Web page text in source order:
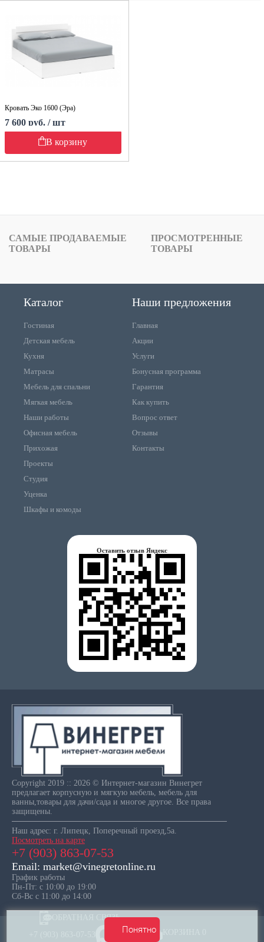
Понятно
Кровать Эко 1600 (Эра)
7 600 руб. / шт
В корзину
САМЫЕ ПРОДАВАЕМЫЕ
ТОВАРЫ
ПРОСМОТРЕННЫЕ
ТОВАРЫ
Каталог
Гостиная
Детская мебель
Кухня
Матрасы
Мебель для спальни
Мягкая мебель
Наши работы
Офисная мебель
Прихожая
Проекты
Студия
Уценка
Шкафы и комоды
Наши предложения
Главная
Акции
Услуги
Бонусная программа
Гарантия
Как купить
Вопрос ответ
Отзывы
Контакты
Оставить отзыв Яндекс
Copyright 2019 :: 2026 © Интернет-магазин Винегрет
предлагает корпусную и мягкую мебель, мебель для
ванны,товары для дачи/сада и многое другое. Все права
защищены.
Наш адрес: г. Липецк, Поперечный проезд,5а.
Посмотреть на карте
+7 (903) 863-07-53
Email: market@vinegretonline.ru
График работы
Пн-Пт: с 10:00 до 19:00
Сб-Вс с 11:00 до 14:00
ОБРАТНАЯ СВЯЗЬ